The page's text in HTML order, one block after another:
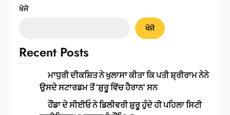
ਖੋਜੋ
ਖੋਜੋ
Recent Posts
ਮਾਧੁਰੀ ਦੀਕਸ਼ਿਤ ਨੇ ਖੁਲਾਸਾ ਕੀਤਾ ਕਿ ਪਤੀ ਸ਼੍ਰੀਰਾਮ ਨੇਨੇ
ਉਸਦੇ ਸਟਾਰਡਮ ਤੋਂ ‘ਸ਼ੁਰੂ ਵਿੱਚ ਹੈਰਾਨ’ ਸਨ
ਹੌਂਡਾ ਦੇ ਸੀਈਓ ਨੇ ਡਿਲੀਵਰੀ ਸ਼ੁਰੂ ਹੁੰਦੇ ਹੀ ਪਹਿਲਾ ਸਿਟੀ